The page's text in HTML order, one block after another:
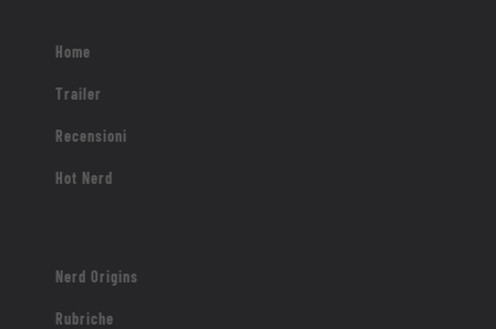
Home
Trailer
Recensioni
Hot Nerd
Nerd Origins
Rubriche